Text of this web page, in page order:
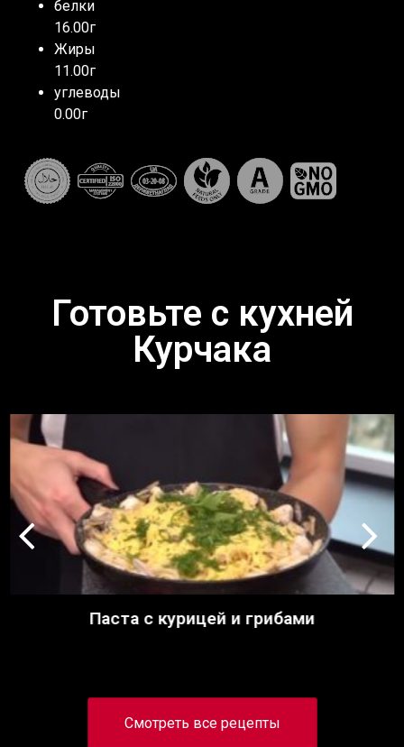
белки
16.00г
Жиры
11.00г
углеводы
0.00г
Готовьте с кухней
Курчака
Паста с курицей и грибами
Смотреть все рецепты